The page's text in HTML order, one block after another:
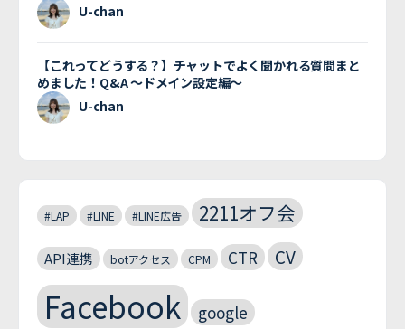
U-chan
【これってどうする？】チャットでよく聞かれる質問まと
めました！Q&A 〜ドメイン設定編〜
U-chan
#LAP #LINE #LINE広告 2211オフ会
API連携 botアクセス CPM CTR CV
Facebook google